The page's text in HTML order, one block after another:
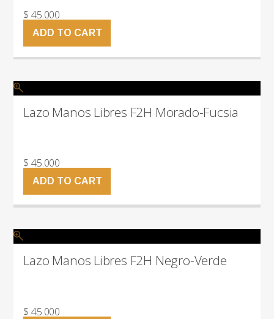
$ 45.000
ADD TO CART
Lazo Manos Libres F2H Morado-Fucsia
$ 45.000
ADD TO CART
Lazo Manos Libres F2H Negro-Verde
$ 45.000